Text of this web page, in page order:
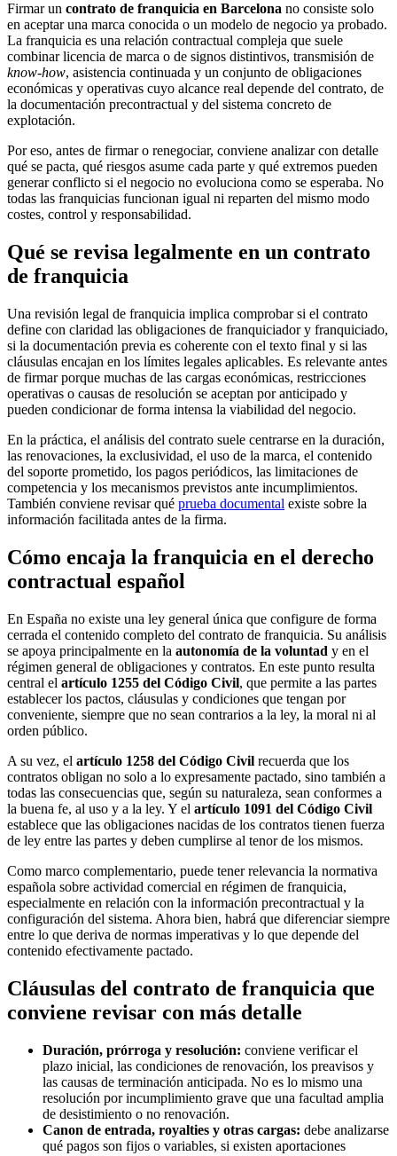
Firmar un contrato de franquicia en Barcelona no consiste solo
en aceptar una marca conocida o un modelo de negocio ya probado.
La franquicia es una relación contractual compleja que suele
combinar licencia de marca o de signos distintivos, transmisión de
know-how, asistencia continuada y un conjunto de obligaciones
económicas y operativas cuyo alcance real depende del contrato, de
la documentación precontractual y del sistema concreto de
explotación.
Por eso, antes de firmar o renegociar, conviene analizar con detalle
qué se pacta, qué riesgos asume cada parte y qué extremos pueden
generar conflicto si el negocio no evoluciona como se esperaba. No
todas las franquicias funcionan igual ni reparten del mismo modo
costes, control y responsabilidad.
Qué se revisa legalmente en un contrato
de franquicia
Una revisión legal de franquicia implica comprobar si el contrato
define con claridad las obligaciones de franquiciador y franquiciado,
si la documentación previa es coherente con el texto final y si las
cláusulas encajan en los límites legales aplicables. Es relevante antes
de firmar porque muchas de las cargas económicas, restricciones
operativas o causas de resolución se aceptan por anticipado y
pueden condicionar de forma intensa la viabilidad del negocio.
En la práctica, el análisis del contrato suele centrarse en la duración,
las renovaciones, la exclusividad, el uso de la marca, el contenido
del soporte prometido, los pagos periódicos, las limitaciones de
competencia y los mecanismos previstos ante incumplimientos.
También conviene revisar qué prueba documental existe sobre la
información facilitada antes de la firma.
Cómo encaja la franquicia en el derecho
contractual español
En España no existe una ley general única que configure de forma
cerrada el contenido completo del contrato de franquicia. Su análisis
se apoya principalmente en la autonomía de la voluntad y en el
régimen general de obligaciones y contratos. En este punto resulta
central el artículo 1255 del Código Civil, que permite a las partes
establecer los pactos, cláusulas y condiciones que tengan por
conveniente, siempre que no sean contrarios a la ley, la moral ni al
orden público.
A su vez, el artículo 1258 del Código Civil recuerda que los
contratos obligan no solo a lo expresamente pactado, sino también a
todas las consecuencias que, según su naturaleza, sean conformes a
la buena fe, al uso y a la ley. Y el artículo 1091 del Código Civil
establece que las obligaciones nacidas de los contratos tienen fuerza
de ley entre las partes y deben cumplirse al tenor de los mismos.
Como marco complementario, puede tener relevancia la normativa
española sobre actividad comercial en régimen de franquicia,
especialmente en relación con la información precontractual y la
configuración del sistema. Ahora bien, habrá que diferenciar siempre
entre lo que deriva de normas imperativas y lo que depende del
contenido efectivamente pactado.
Cláusulas del contrato de franquicia que
conviene revisar con más detalle
Duración, prórroga y resolución: conviene verificar el
plazo inicial, las condiciones de renovación, los preavisos y
las causas de terminación anticipada. No es lo mismo una
resolución por incumplimiento grave que una facultad amplia
de desistimiento o no renovación.
Canon de entrada, royalties y otras cargas: debe analizarse
qué pagos son fijos o variables, si existen aportaciones